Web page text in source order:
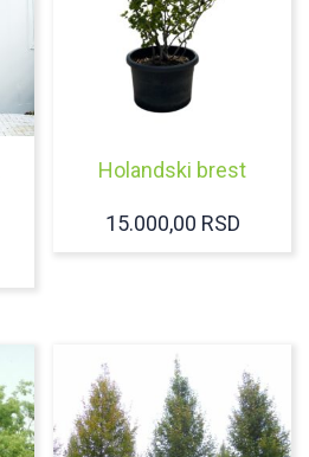
Holandski brest
15.000,00 RSD